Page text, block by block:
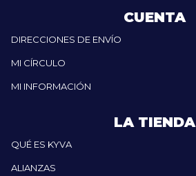
CUENTA
DIRECCIONES DE ENVÍO
MI CÍRCULO
MI INFORMACIÓN
LA TIENDA
QUÉ ES KYVA
ALIANZAS